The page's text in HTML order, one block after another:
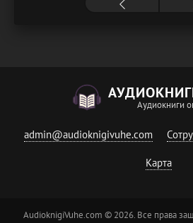
Аудиокниги
admin@audioknigivuhe.com
Карта
AudioknigiVuhe.com © 2026. Все права